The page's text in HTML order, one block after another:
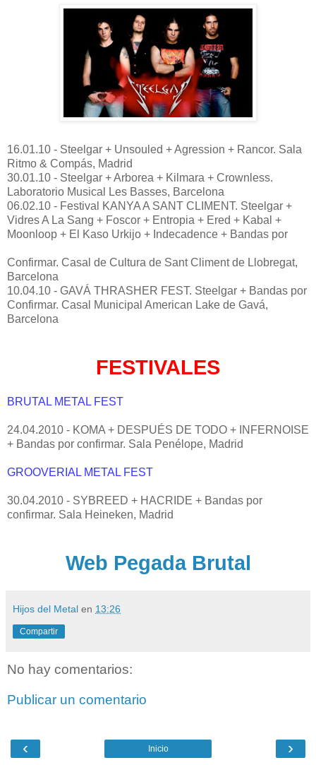
16.01.10 - Steelgar + Unsouled + Agression + Rancor. Sala
Ritmo & Compás, Madrid
30.01.10 - Steelgar + Arborea + Kilmara + Crownless.
Laboratorio Musical Les Basses, Barcelona
06.02.10 - Festival KANYA A SANT CLIMENT. Steelgar +
Vidres A La Sang + Foscor + Entropia + Ered + Kabal +
Moonloop + El Kaso Urkijo + Indecadence + Bandas por
Confirmar. Casal de Cultura de Sant Climent de Llobregat,
Barcelona
10.04.10 - GAVÁ THRASHER FEST. Steelgar + Bandas por
Confirmar. Casal Municipal American Lake de Gavá,
Barcelona
FESTIVALES
BRUTAL METAL FEST
24.04.2010 - KOMA + DESPUÉS DE TODO + INFERNOISE
+ Bandas por confirmar. Sala Penélope, Madrid
GROOVERIAL METAL FEST
30.04.2010 - SYBREED + HACRIDE + Bandas por
confirmar. Sala Heineken, Madrid
Web Pegada Brutal
Hijos del Metal en 13:26
Compartir
No hay comentarios:
Publicar un comentario
‹ ›
Inicio